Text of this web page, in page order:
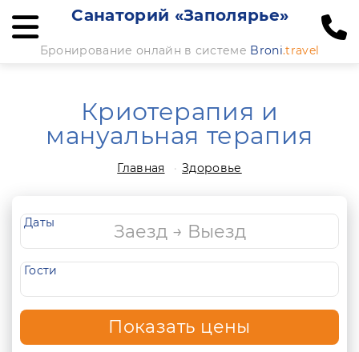
Санаторий «Заполярье»
Бронирование онлайн в системе Broni.travel
Криотерапия и
мануальная терапия
Главная Здоровье
Даты
Гости
Показать цены